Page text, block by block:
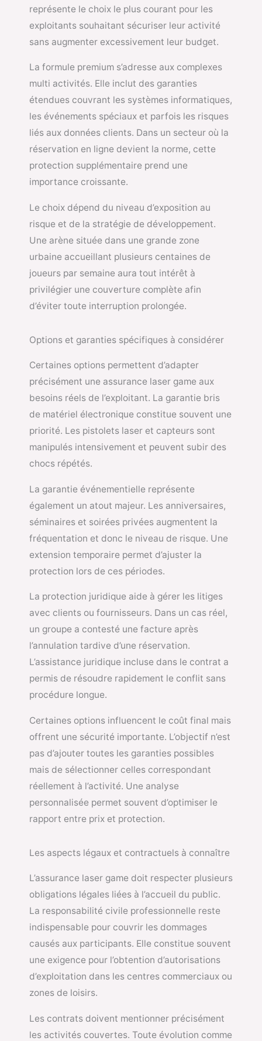
représente le choix le plus courant pour les
exploitants souhaitant sécuriser leur activité
sans augmenter excessivement leur budget.
La formule premium s’adresse aux complexes
multi activités. Elle inclut des garanties
étendues couvrant les systèmes informatiques,
les événements spéciaux et parfois les risques
liés aux données clients. Dans un secteur où la
réservation en ligne devient la norme, cette
protection supplémentaire prend une
importance croissante.
Le choix dépend du niveau d’exposition au
risque et de la stratégie de développement.
Une arène située dans une grande zone
urbaine accueillant plusieurs centaines de
joueurs par semaine aura tout intérêt à
privilégier une couverture complète afin
d’éviter toute interruption prolongée.
Options et garanties spécifiques à considérer
Certaines options permettent d’adapter
précisément une assurance laser game aux
besoins réels de l’exploitant. La garantie bris
de matériel électronique constitue souvent une
priorité. Les pistolets laser et capteurs sont
manipulés intensivement et peuvent subir des
chocs répétés.
La garantie événementielle représente
également un atout majeur. Les anniversaires,
séminaires et soirées privées augmentent la
fréquentation et donc le niveau de risque. Une
extension temporaire permet d’ajuster la
protection lors de ces périodes.
La protection juridique aide à gérer les litiges
avec clients ou fournisseurs. Dans un cas réel,
un groupe a contesté une facture après
l’annulation tardive d’une réservation.
L’assistance juridique incluse dans le contrat a
permis de résoudre rapidement le conflit sans
procédure longue.
Certaines options influencent le coût final mais
offrent une sécurité importante. L’objectif n’est
pas d’ajouter toutes les garanties possibles
mais de sélectionner celles correspondant
réellement à l’activité. Une analyse
personnalisée permet souvent d’optimiser le
rapport entre prix et protection.
Les aspects légaux et contractuels à connaître
L’assurance laser game doit respecter plusieurs
obligations légales liées à l’accueil du public.
La responsabilité civile professionnelle reste
indispensable pour couvrir les dommages
causés aux participants. Elle constitue souvent
une exigence pour l’obtention d’autorisations
d’exploitation dans les centres commerciaux ou
zones de loisirs.
Les contrats doivent mentionner précisément
les activités couvertes. Toute évolution comme